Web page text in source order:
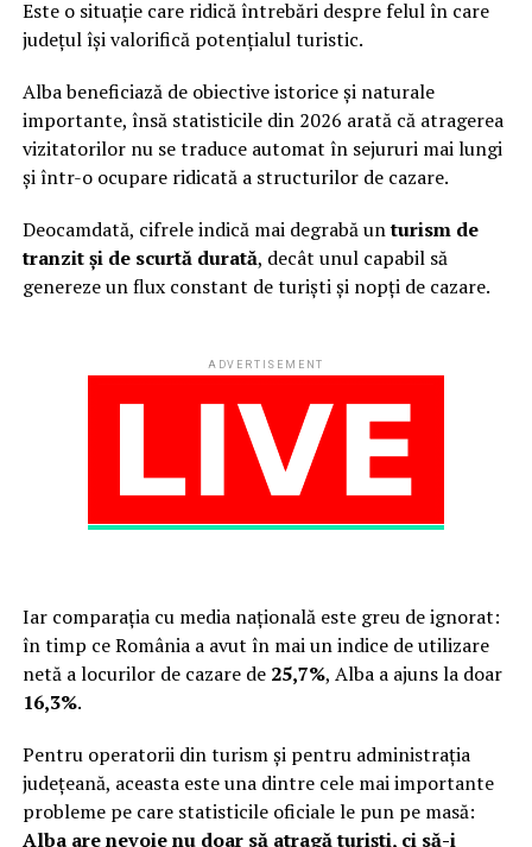
Este o situație care ridică întrebări despre felul în care
județul își valorifică potențialul turistic.
Alba beneficiază de obiective istorice și naturale
importante, însă statisticile din 2026 arată că atragerea
vizitatorilor nu se traduce automat în sejururi mai lungi
și într-o ocupare ridicată a structurilor de cazare.
Deocamdată, cifrele indică mai degrabă unturism de
tranzit și de scurtă durată, decât unul capabil să
genereze un flux constant de turiști și nopți de cazare.
ADVERTISEMENT
Iar comparația cu media națională este greu de ignorat:
în timp ce România a avut în mai un indice de utilizare
netă a locurilor de cazare de 25,7%, Alba a ajuns la doar
16,3%.
Pentru operatorii din turism și pentru administrația
județeană, aceasta este una dintre cele mai importante
probleme pe care statisticile oficiale le pun pe masă:
Alba are nevoie nu doar să atragă turiști, ci să-i